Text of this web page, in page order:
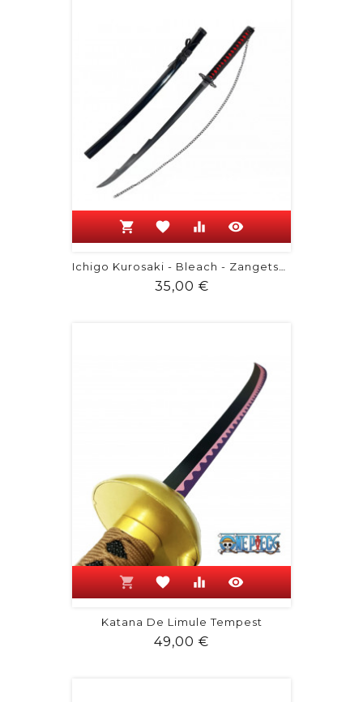
shopping_cart favorite equalizer visibility
Ichigo Kurosaki - Bleach - Zangetsu Bois
35,00 €Prix
shopping_cart favorite equalizer visibility
Katana De Limule Tempest
49,00 €